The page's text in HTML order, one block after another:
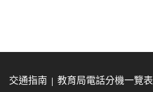
交通指南 教育局電話分機一覽表